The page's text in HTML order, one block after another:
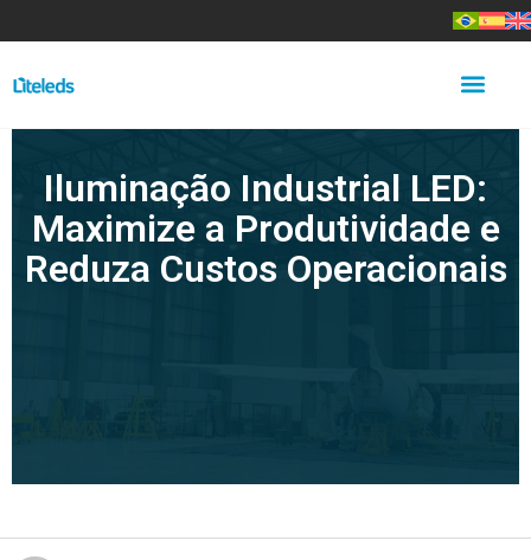
Iluminação Industrial LED:
Maximize a Produtividade e
Reduza Custos Operacionais